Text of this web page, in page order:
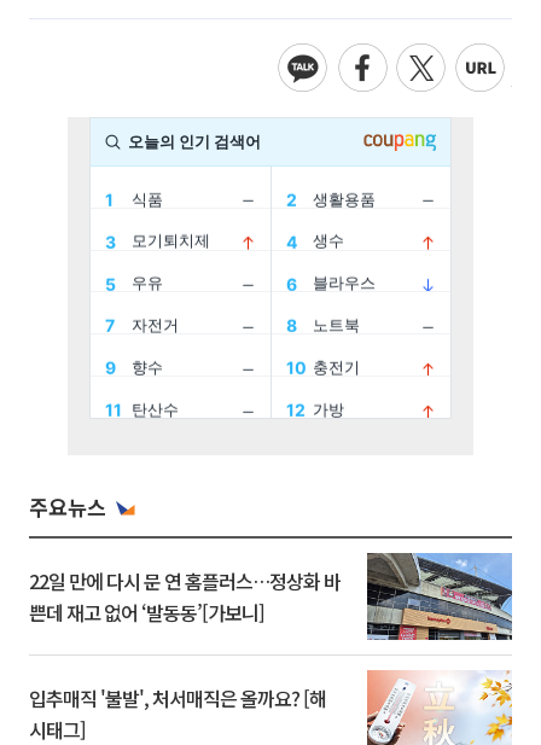
주요뉴스
22일 만에 다시 문 연 홈플러스…정상화 바
쁜데 재고 없어 ‘발동동’[가보니]
입추매직 '불발', 처서매직은 올까요? [해
시태그]